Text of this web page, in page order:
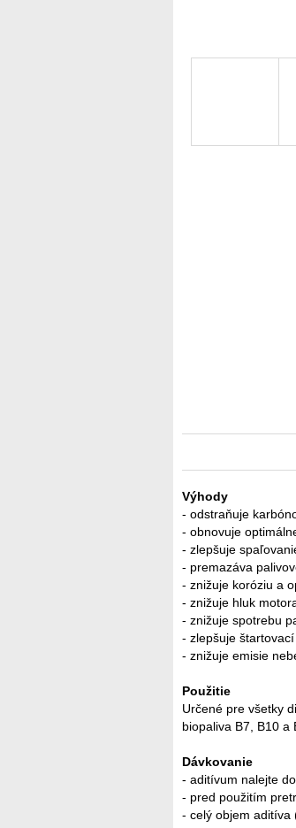
Výhody
- odstraňuje
- obnovuje
- zlepšuje
- premazáva
- znižuje koróziu a
- znižuje hluk
- znižuje spotrebu
- zlepšuje
- znižuje emisie
Použitie
Určené pre všetky
biopaliva B7, B10 a
Dávkovanie
- aditívum nalejte
- pred použitím
- celý objem aditíva